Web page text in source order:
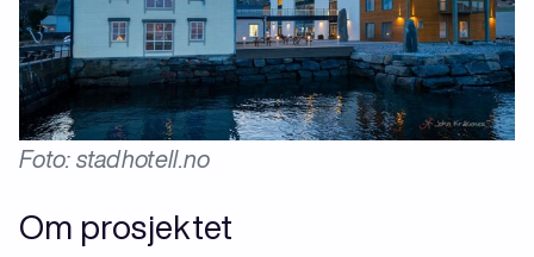
Foto: stadhotell.no
Om prosjektet